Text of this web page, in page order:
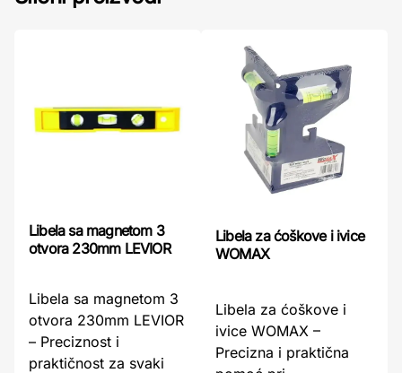
Libela sa magnetom 3
otvora 230mm LEVIOR
Libela sa magnetom 3
otvora 230mm LEVIOR
– Preciznost i
praktičnost za svaki
Libela za ćoškove i ivice
WOMAX
Libela za ćoškove i
ivice WOMAX –
Precizna i praktična